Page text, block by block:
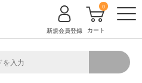
新規会員登録 カート
0